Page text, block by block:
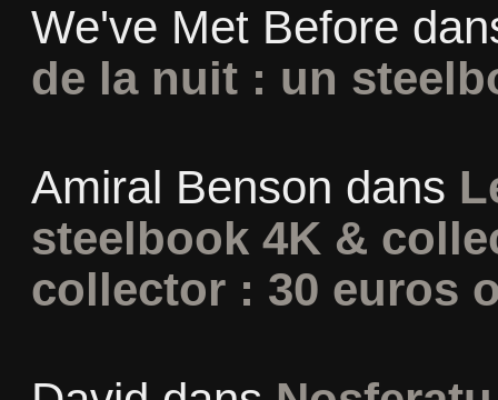
We've Met Before
de la nuit : un
Amiral Benson dans
steelbook 4K &
collector : 30 euros